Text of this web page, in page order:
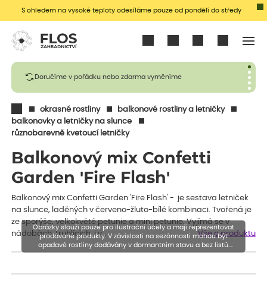
S ohledem na vysoké teploty odesíláme pouze od pondělí do středy
Doručíme v pořádku nebo zdarma vyměníme
okrasné rostliny
balkonové rostliny a letničky
balkonovky a letničky na slunce
různobarevně kvetoucí letničky
Balkonový mix Confetti
Garden 'Fire Flash'
Balkonový mix Confetti Garden 'Fire Flash' - je sestava letniček
na slunce, laděných v červeno-žluto-bílé kombinaci. Tvořená je
ze sporýše, velkokvěté petunie a mini petunie. Vyjímá se v
nádobách, truhlících i v…
Vše o produktu
Obrázky slouží pouze pro ilustrační účely a mají reprezentovat
prodávané produkty. V závislosti na sezónnosti mohou být
opadavé rostliny dodávány v dormantním stavu a bez listů.
Rostliny mohou být také sestřiženy níže, než je uvedená výška,